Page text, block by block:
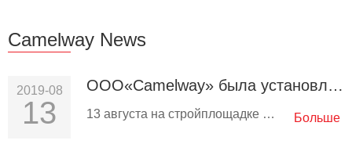
Camelway News
2019-08
13
ООО«Camelway» была установлена на смесительной станции HZS90 в Люпаньшуй, Гуйчжоу
13 августа на стройплощадке Liupanshui пришло известие о том, что ООО«Camelway» была установлена для бетоносмесительной… Больше